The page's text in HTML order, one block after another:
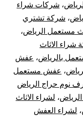
، شركات شراء
، شركة تشتري
مستعمل الرياض،
شراء الاثاث
بالرياض، عفش
، عفش مستعمل
نوم حراج الرياض
الرياض، لشراء الاثاث
، لشراء العفش